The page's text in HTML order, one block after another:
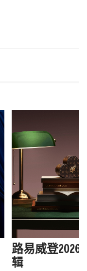
路易威登2026
辑